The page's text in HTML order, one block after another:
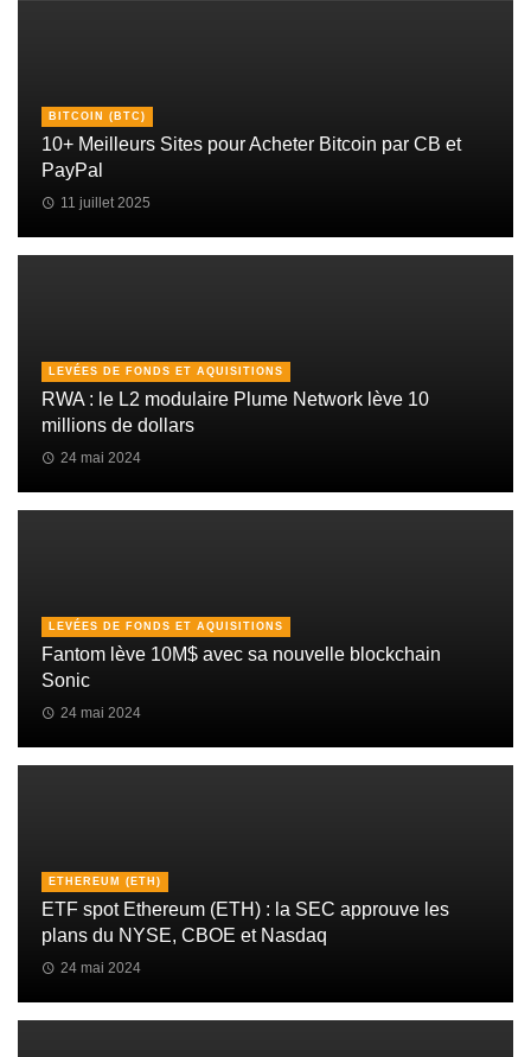
BITCOIN (BTC)
10+ Meilleurs Sites pour Acheter Bitcoin par CB et
PayPal
11 juillet 2025
LEVÉES DE FONDS ET AQUISITIONS
RWA : le L2 modulaire Plume Network lève 10
millions de dollars
24 mai 2024
LEVÉES DE FONDS ET AQUISITIONS
Fantom lève 10M$ avec sa nouvelle blockchain
Sonic
24 mai 2024
ETHEREUM (ETH)
ETF spot Ethereum (ETH) : la SEC approuve les
plans du NYSE, CBOE et Nasdaq
24 mai 2024